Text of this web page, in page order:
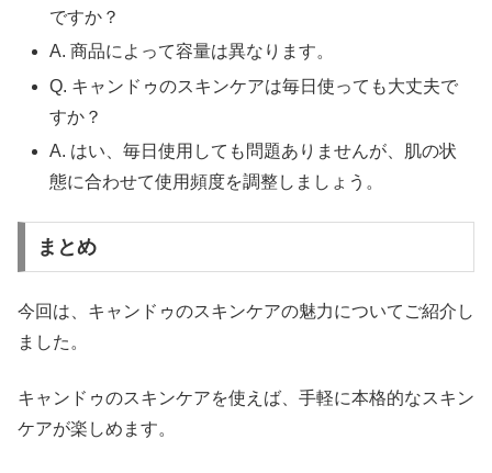
ですか？
A. 商品によって容量は異なります。
Q. キャンドゥのスキンケアは毎日使っても大丈夫で
すか？
A. はい、毎日使用しても問題ありませんが、肌の状
態に合わせて使用頻度を調整しましょう。
まとめ
今回は、キャンドゥのスキンケアの魅力についてご紹介し
ました。
キャンドゥのスキンケアを使えば、手軽に本格的なスキン
ケアが楽しめます。